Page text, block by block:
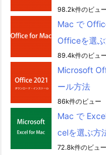
98.2k件のビュー
Mac で
Officeを選
89.4k件のビュー
Microsoft
ール方法
86k件のビュー
Mac で
celを選ぶ方
72.8k件のビュー